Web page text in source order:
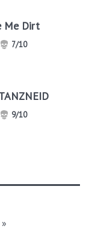
Me Dirt
7/10
9/10
»